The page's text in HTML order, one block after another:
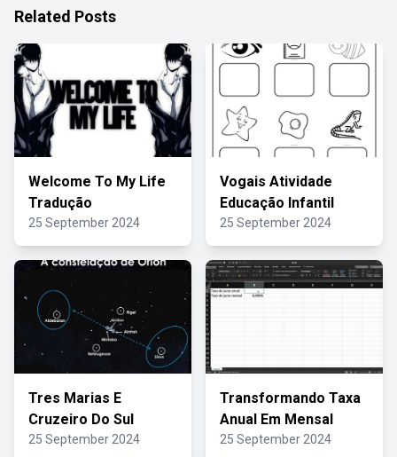
Related Posts
Welcome To My Life
Tradução
25 September 2024
Vogais Atividade
Educação Infantil
25 September 2024
Tres Marias E
Cruzeiro Do Sul
25 September 2024
Transformando Taxa
Anual Em Mensal
25 September 2024